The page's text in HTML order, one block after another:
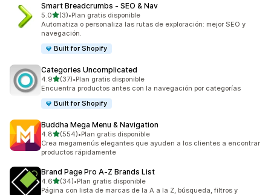
Smart Breadcrumbs ‑ SEO & Nav
5.0de 5 estrellas
(3)
3 reseñas en total
•Plan gratis disponible
Automatiza o personaliza las rutas de exploración: mejor SEO y
navegación.
Built for Shopify
Categories Uncomplicated
4.9de 5 estrellas
(37)
37 reseñas en total
•Plan gratis disponible
Encuentra productos antes con la navegación por categorías
Built for Shopify
Buddha Mega Menu & Navigation
4.8de 5 estrellas
(554)
554 reseñas en total
•Plan gratis disponible
Crea megamenús elegantes que ayuden a los clientes a encontrar
productos rápidamente
Brand Page Pro A‑Z Brands List
4.6de 5 estrellas
(34)
34 reseñas en total
•Plan gratis disponible
Página con lista de marcas de la A a la Z, búsqueda, filtros y